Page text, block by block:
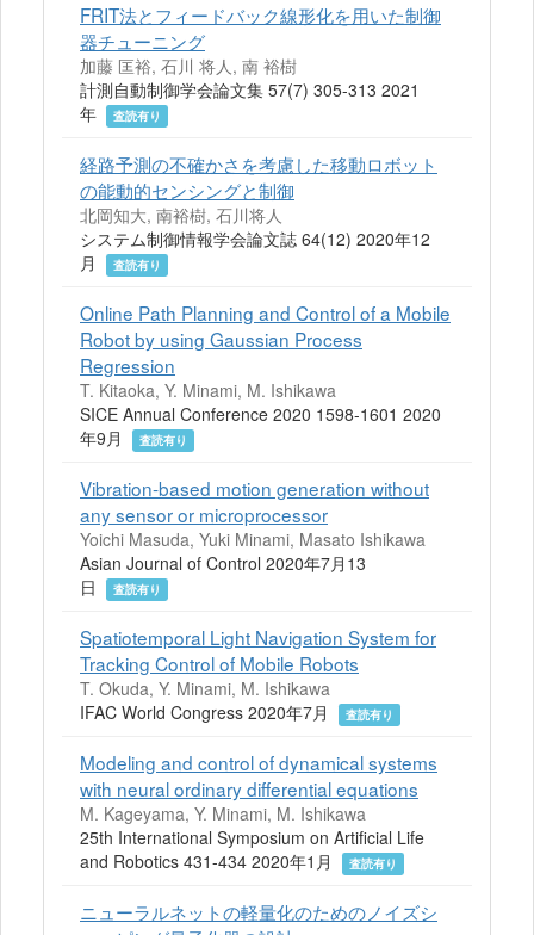
FRIT法とフィードバック線形化を用いた制御
器チューニング
加藤 匡裕, 石川 将人, 南 裕樹
計測自動制御学会論文集 57(7) 305-313 2021
年
査読有り
経路予測の不確かさを考慮した移動ロボット
の能動的センシングと制御
北岡知大, 南裕樹, 石川将人
システム制御情報学会論文誌 64(12) 2020年12
月
査読有り
Online Path Planning and Control of a Mobile
Robot by using Gaussian Process
Regression
T. Kitaoka, Y. Minami, M. Ishikawa
SICE Annual Conference 2020 1598-1601 2020
年9月
査読有り
Vibration‐based motion generation without
any sensor or microprocessor
Yoichi Masuda, Yuki Minami, Masato Ishikawa
Asian Journal of Control 2020年7月13
日
査読有り
Spatiotemporal Light Navigation System for
Tracking Control of Mobile Robots
T. Okuda, Y. Minami, M. Ishikawa
IFAC World Congress 2020年7月
査読有り
Modeling and control of dynamical systems
with neural ordinary differential equations
M. Kageyama, Y. Minami, M. Ishikawa
25th International Symposium on Artificial Life
and Robotics 431-434 2020年1月
査読有り
ニューラルネットの軽量化のためのノイズシ